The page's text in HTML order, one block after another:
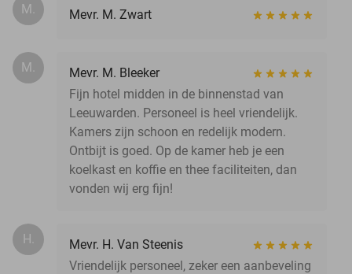
M. Mevr. M. Zwart
M.
Mevr. M. Bleeker
Fijn hotel midden in de binnenstad van
Leeuwarden. Personeel is heel vriendelijk.
Kamers zijn schoon en redelijk modern.
Ontbijt is goed. Op de kamer heb je een
koelkast en koffie en thee faciliteiten, dan
vonden wij erg fijn!
H.
Mevr. H. Van Steenis
Vriendelijk personeel, zeker een aanbeveling